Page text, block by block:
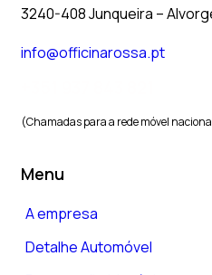
3240-408 Junqueira –
info@officinarossa.pt
(Chamadas para a rede móvel
Menu
A empresa
Detalhe Automóvel